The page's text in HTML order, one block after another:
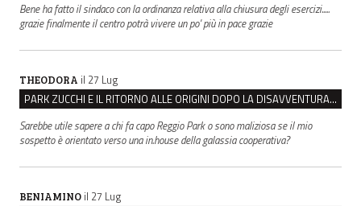
Bene ha fatto il sindaco con la ordinanza relativa alla chiusura degli esercizi.....
grazie finalmente il centro potrà vivere un po' più in pace grazie
THEODORA il 27 Lug
PARK ZUCCHI E IL RITORNO ALLE ORIGINI DOPO LA DISAVVENTURA CON REGGIO EMILIA PARCHEGGI
Sarebbe utile sapere a chi fa capo Reggio Park o sono maliziosa se il mio
sospetto è orientato verso una in.house della galassia cooperativa?
BENIAMINO il 27 Lug